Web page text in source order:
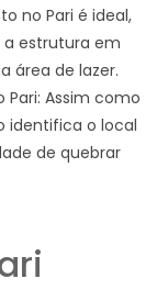
no Pari é ideal,
a estrutura em
área de lazer.
Pari: Assim como
identifica o local
de quebrar